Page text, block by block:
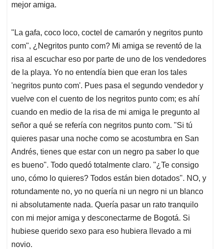
mejor amiga.
"La gafa, coco loco, coctel de camarón y negritos punto
com", ¿Negritos punto com? Mi amiga se reventó de la
risa al escuchar eso por parte de uno de los vendedores
de la playa. Yo no entendía bien que eran los tales
'negritos punto com'. Pues pasa el segundo vendedor y
vuelve con el cuento de los negritos punto com; es ahí
cuando en medio de la risa de mi amiga le pregunto al
señor a qué se refería con negritos punto com. "Si tú
quieres pasar una noche como se acostumbra en San
Andrés, tienes que estar con un negro pa saber lo que
es bueno". Todo quedó totalmente claro. "¿Te consigo
uno, cómo lo quieres? Todos están bien dotados". NO, y
rotundamente no, yo no quería ni un negro ni un blanco
ni absolutamente nada. Quería pasar un rato tranquilo
con mi mejor amiga y desconectarme de Bogotá. Si
hubiese querido sexo para eso hubiera llevado a mi
novio.